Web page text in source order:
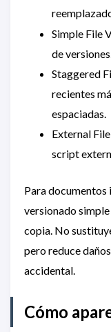
Simple File
de
Staggered
recientes
espaciadas.
External
script
Para documentos
versionado
copia. No
pero reduce
accidental.
Cómo